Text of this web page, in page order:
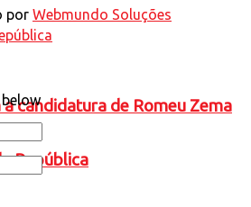
candidatura de Romeu Zema
República
por Webmundo Soluções